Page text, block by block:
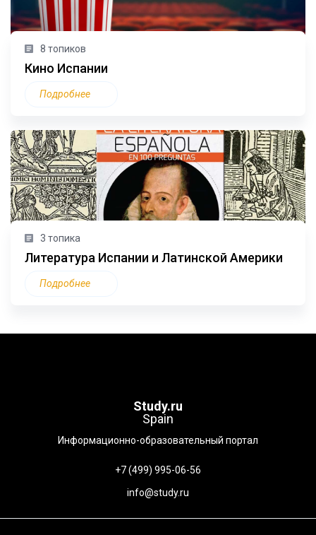
8 топиков
Кино Испании
Подробнее
3 топика
Литература Испании и Латинской Америки
Подробнее
Study.ru
Spain
Информационно-образовательный портал
+7 (499) 995-06-56
info@study.ru